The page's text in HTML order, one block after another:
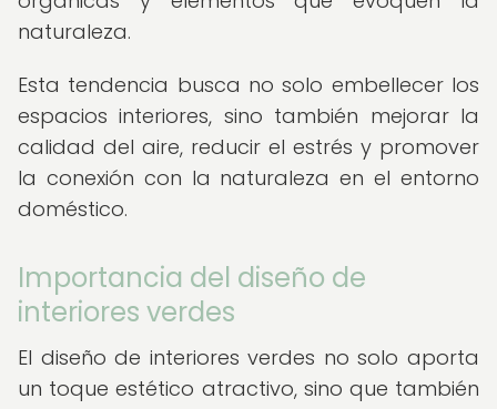
naturaleza.
Esta tendencia busca no solo embellecer los
espacios interiores, sino también mejorar la
calidad del aire, reducir el estrés y promover
la conexión con la naturaleza en el entorno
doméstico.
Importancia del diseño de
interiores verdes
El diseño de interiores verdes no solo aporta
un toque estético atractivo, sino que también